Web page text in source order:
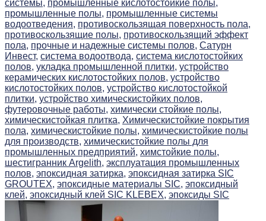
системы, промышленные кислотостойкие полы,
промышленные полы, промышленные системы
водоотведения, противоскользящая поверхность пола,
противоскользящие полы, противоскользящий эффект
пола, прочные и надежные системы полов, Сатурн
Инвест, система водоотвода, система кислотостойких
полов, укладка промышленной плитки, устройство
керамических кислотостойких полов, устройство
кислотостойких полов, устройство кислотостойкой
плитки, устройство химическистойких полов,
футеровочные работы, химически стойкие полы,
химическистойкая плитка, Химическистойкие покрытия
пола, химическистойкие полы, химическистойкие полы
для производств, химическистойкие полы для
промышленных предприятий, химстойкие полы,
шестигранник Argelith, эксплуатация промышленных
полов, эпоксидная затирка, эпоксидная затирка SIC
GROUTEX, эпоксидные материалы SIC, эпоксидный
клей, эпоксидный клей SIC KLEBEX, эпоксиды SIC